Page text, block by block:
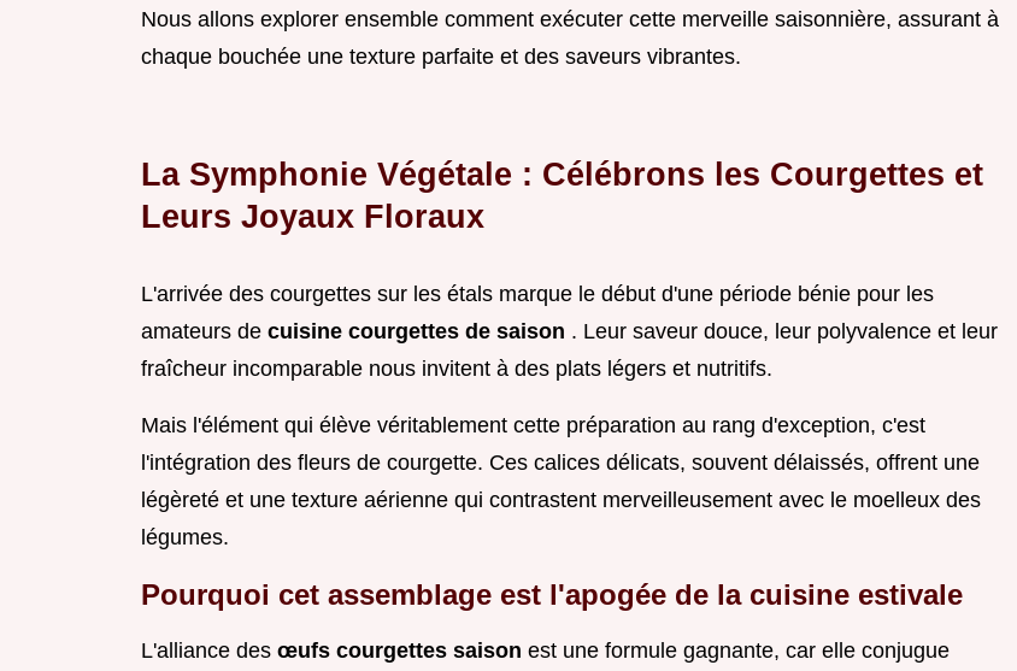
Nous allons explorer ensemble comment exécuter cette merveille saisonnière, assurant à
chaque bouchée une texture parfaite et des saveurs vibrantes.
La Symphonie Végétale : Célébrons les Courgettes et
Leurs Joyaux Floraux
L'arrivée des courgettes sur les étals marque le début d'une période bénie pour les
amateurs de cuisine courgettes de saison . Leur saveur douce, leur polyvalence et leur
fraîcheur incomparable nous invitent à des plats légers et nutritifs.
Mais l'élément qui élève véritablement cette préparation au rang d'exception, c'est
l'intégration des fleurs de courgette. Ces calices délicats, souvent délaissés, offrent une
légèreté et une texture aérienne qui contrastent merveilleusement avec le moelleux des
légumes.
Pourquoi cet assemblage est l'apogée de la cuisine estivale
L'alliance des œufs courgettes saison est une formule gagnante, car elle conjugue